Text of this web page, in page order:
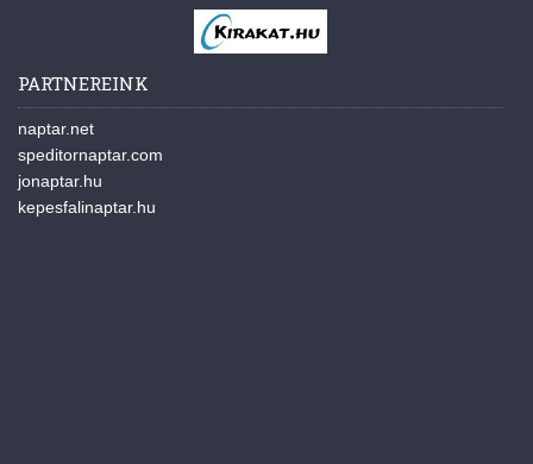
PARTNEREINK
naptar.net
speditornaptar.com
jonaptar.hu
kepesfalinaptar.hu